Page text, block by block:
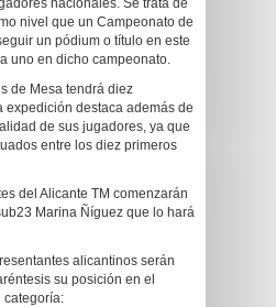
nacionales. Se trata de
nivel que un Campeonato de
un pódium o título en este
uno en dicho campeonato.
de Mesa tendrá diez
expedición destaca además de
de sus jugadores, ya que
entre los diez primeros
del Alicante TM comenzarán
Marina Ñíguez que lo hará
alicantinos serán
su posición en el
categoría: